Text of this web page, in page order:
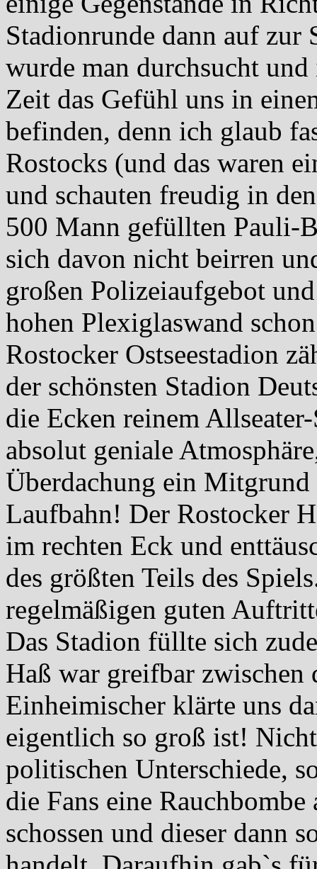
Stadionrunde dann auf
wurde man durchsucht
Zeit das Gefühl uns in
befinden, denn ich glaub
Rostocks (und das waren
und schauten freudig in
500 Mann gefüllten Pauli-
sich davon nicht beirren
großen Polizeiaufgebot
hohen Plexiglaswand
Rostocker Ostseestadion
der schönsten Stadion
die Ecken reinem
absolut geniale
Überdachung ein
Laufbahn! Der Rostocker
im rechten Eck und
des größten Teils des
regelmäßigen guten
Das Stadion füllte sich
Haß war greifbar zwischen
Einheimischer klärte uns
eigentlich so groß ist!
politischen Unterschiede,
die Fans eine
schossen und dieser dann